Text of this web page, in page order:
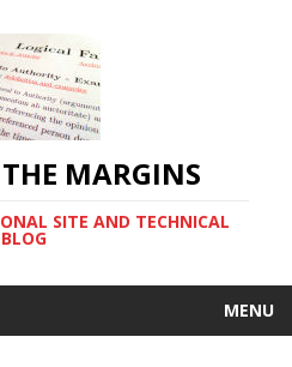
MARGINS
SITE AND TECHNICAL
BLOG
MENU